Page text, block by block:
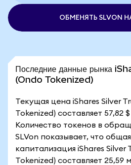
ОБМЕНЯТЬ SLVON
Последние данные рынка
(Ondo Tokenized)
Текущая цена iShares Silver
Tokenized) составляет 57,82 $
Количество токенов в
SLVon показывает, что
капитализация iShares Silver
Tokenized) составляет 25,59